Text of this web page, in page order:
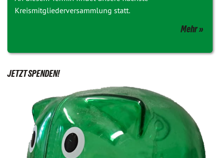
Kreismitgliederversammlung statt.
Mehr
JETZT SPENDEN!